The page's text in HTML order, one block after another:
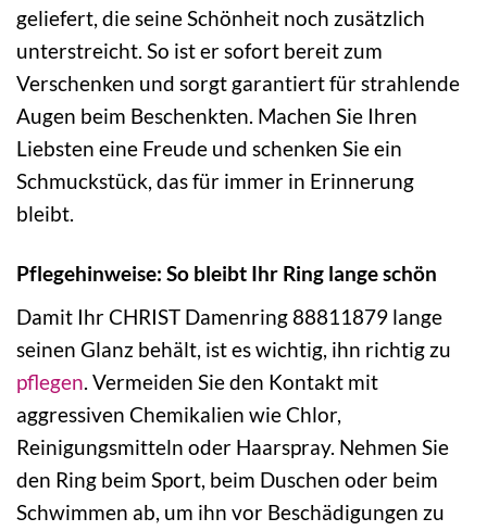
geliefert, die seine Schönheit noch zusätzlich
unterstreicht. So ist er sofort bereit zum
Verschenken und sorgt garantiert für strahlende
Augen beim Beschenkten. Machen Sie Ihren
Liebsten eine Freude und schenken Sie ein
Schmuckstück, das für immer in Erinnerung
bleibt.
Pflegehinweise: So bleibt Ihr Ring lange schön
Damit Ihr CHRIST Damenring 88811879 lange
seinen Glanz behält, ist es wichtig, ihn richtig zu
pflegen. Vermeiden Sie den Kontakt mit
aggressiven Chemikalien wie Chlor,
Reinigungsmitteln oder Haarspray. Nehmen Sie
den Ring beim Sport, beim Duschen oder beim
Schwimmen ab, um ihn vor Beschädigungen zu